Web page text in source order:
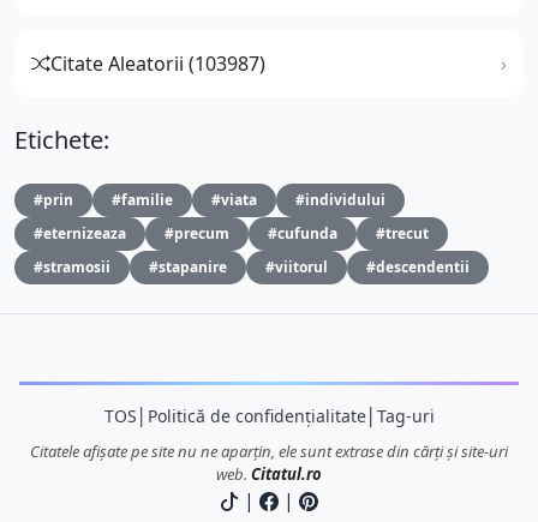
Citate Aleatorii (103987)
Etichete:
#prin #familie #viata
#individului
#eternizeaza
#precum #cufunda
#trecut
#stramosii
#stapanire #viitorul #descendentii
TOS Politică de confidențialitate│ Tag-uri
Citatele afișate pe site nu ne aparțin, ele sunt extrase din cărți și site-uri
web. Citatul.ro
| |